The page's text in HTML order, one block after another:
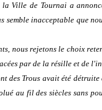
Ville de Tournai a
inacceptable que
nous rejetons le choix
par de la résille et de
Trous avait été
au fil des siècles sans